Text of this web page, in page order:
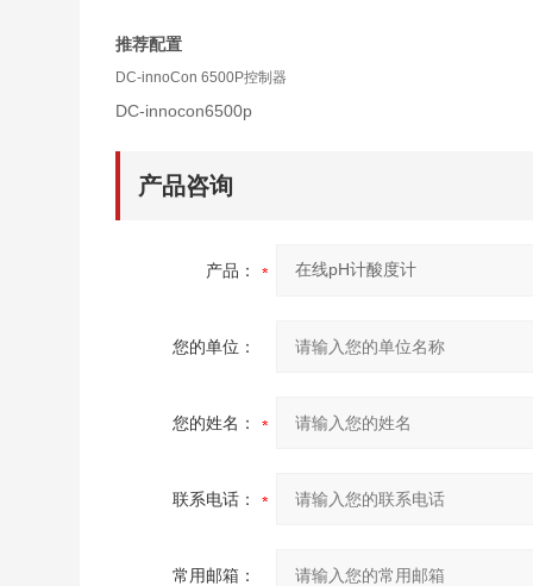
推荐配置
DC-innoCon 6500P控制器
DC-innocon6500p
产品咨询
产品：
您的单位：
您的姓名：
联系电话：
常用邮箱：